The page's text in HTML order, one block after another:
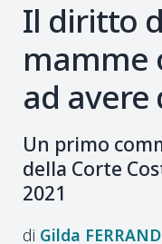
Il diritto
mamme
ad
Un primo
della Corte
2021
Gilda